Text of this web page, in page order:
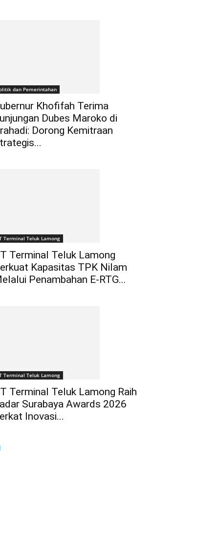
dan Pemerintahan
Khofifah Terima
Dubes Maroko di
Dorong Kemitraan
Terminal Teluk Lamong
Terminal Teluk Lamong
Kapasitas TPK Nilam
Penambahan E-RTG...
Terminal Teluk Lamong
Terminal Teluk Lamong Raih
Surabaya Awards 2026
Inovasi...